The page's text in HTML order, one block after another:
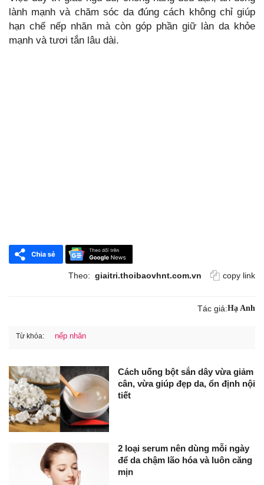
lành mạnh và chăm sóc da đúng cách không chỉ giúp
hạn chế nếp nhăn mà còn góp phần giữ làn da khỏe
mạnh và tươi tắn lâu dài.
Theo: giaitri.thoibaovhnt.com.vn copy link
Tác giả:Hạ Anh
Từ khóa: nếp nhăn
Cách uống bột sắn dây vừa giảm
cân, vừa giúp đẹp da, ổn định nội
tiết
2 loại serum nên dùng mỗi ngày
để da chậm lão hóa và luôn căng
mịn